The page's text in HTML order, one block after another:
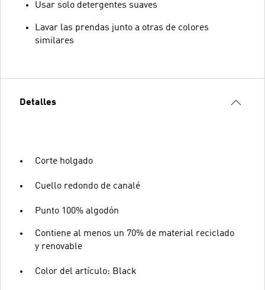
Usar solo detergentes suaves
Lavar las prendas junto a otras de colores
similares
Detalles
Corte holgado
Cuello redondo de canalé
Punto 100% algodón
Contiene al menos un 70% de material reciclado
y renovable
Color del artículo: Black